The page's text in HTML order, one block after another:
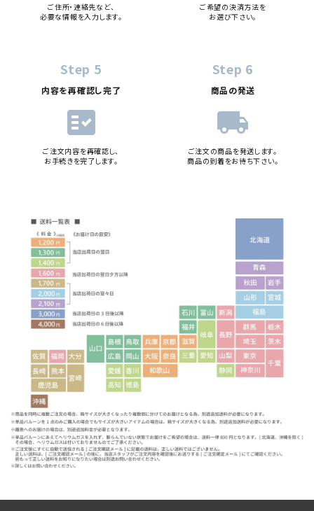
ご住所・連絡先など、
必要な情報を入力します。
ご希望の決済方法を
お選び下さい。
Step 5
内容を再確認し完了
fact_check
ご注文内容を再確認し、
お手続きを完了します。
Step 6
商品の発送
local_shipping
ご注文の商品を発送します。
商品の到着をお待ち下さい。